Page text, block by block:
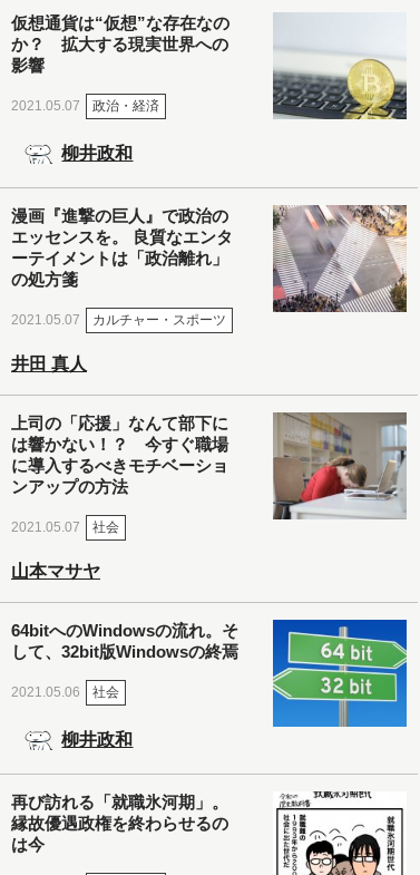
仮想通貨は“仮想”な存在なの
か？ 拡大する現実世界への
影響
2021.05.07 政治・経済
柳井政和
漫画『進撃の巨人』で政治の
エッセンスを。 良質なエンタ
ーテイメントは「政治離れ」
の処方箋
2021.05.07 カルチャー・スポーツ
井田 真人
上司の「応援」なんて部下に
は響かない！？ 今すぐ職場
に導入するべきモチベーショ
ンアップの方法
2021.05.07 社会
山本マサヤ
64bitへのWindowsの流れ。そ
して、32bit版Windowsの終焉
2021.05.06 社会
柳井政和
再び訪れる「就職氷河期」。
縁故優遇政権を終わらせるの
は今